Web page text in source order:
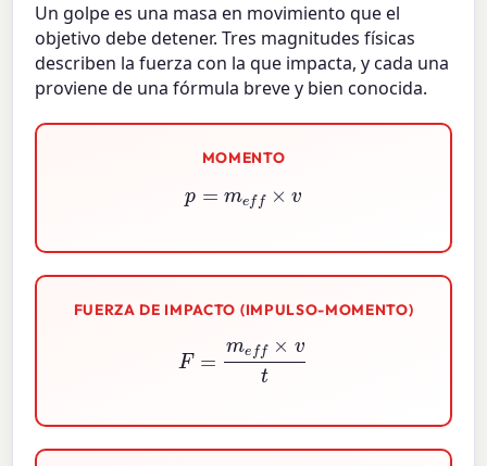
Un golpe es una masa en movimiento que el
objetivo debe detener. Tres magnitudes físicas
describen la fuerza con la que impacta, y cada una
proviene de una fórmula breve y bien conocida.
MOMENTO
p= me f ×v
FUERZA DE IMPACTO (IMPULSO-MOMENTO)
mef× vt